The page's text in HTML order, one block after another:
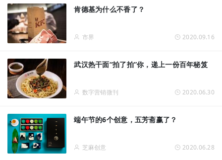
肯德基为什么不香了？
市界 2020.09.16
武汉热干面“拍了拍”你，递上一份百年秘笈
数字营销微刊 2020.06.30
端午节的6个创意，五芳斋赢了？
芝麻创意 2020.06.28